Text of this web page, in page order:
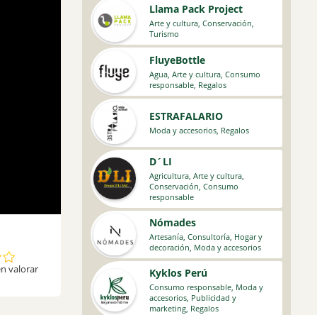
valorar
Llama Pack Project
Arte y cultura, Conservación
Turismo
FluyeBottle
Agua, Arte y cultura, Consumo
responsable, Regalos
ESTRAFALARIO
Moda y accesorios, Regalos
D´LI
Agricultura, Arte y cultura,
Conservación Consumo
responsable
Nómades
Artesanía, Consultoría, Hogar y
decoración Moda y accesorios
Kyklos Perú
Consumo responsable, Moda y
accesorios, Publicidad y
marketing, Regalos